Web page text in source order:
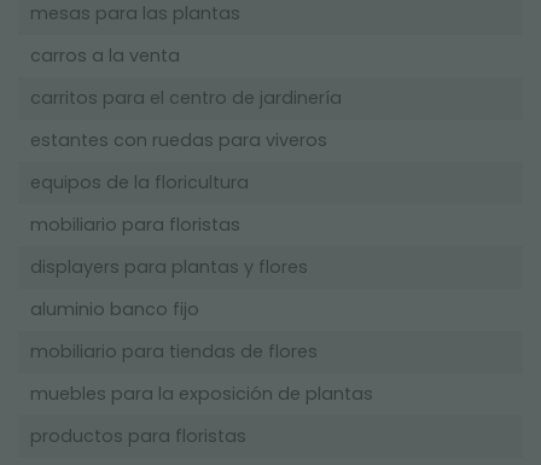
mesas para las plantas
carros a la venta
carritos para el centro de jardinería
estantes con ruedas para viveros
equipos de la floricultura
mobiliario para floristas
displayers para plantas y flores
aluminio banco fijo
mobiliario para tiendas de flores
muebles para la exposición de plantas
productos para floristas